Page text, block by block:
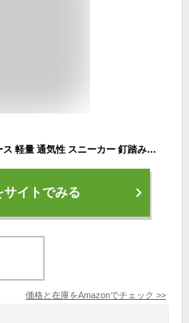
[bealight] 安全靴 作業靴 レディース 軽量 通気性 スニーカー 釘踏み抜き防止 鋼先芯入り 耐摩耗 疲れない 滑らないクッション性 女性用 (ベージュ, 日本の靴のサイズ寸法, 大人, 数値, 23.0 cm)
サイトでみる
価格と在庫をAmazonでチェック >>